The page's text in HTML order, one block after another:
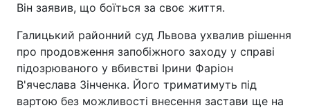
Він заявив, що боїться за своє життя.
Галицький районний суд Львова ухвалив рішення
про продовження запобіжного заходу у справі
підозрюваного у вбивстві Ірини Фаріон
В'ячеслава Зінченка. Його триматимуть під
вартою без можливості внесення застави ще на